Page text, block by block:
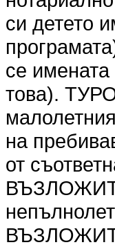
си детето
се
това).
на
от